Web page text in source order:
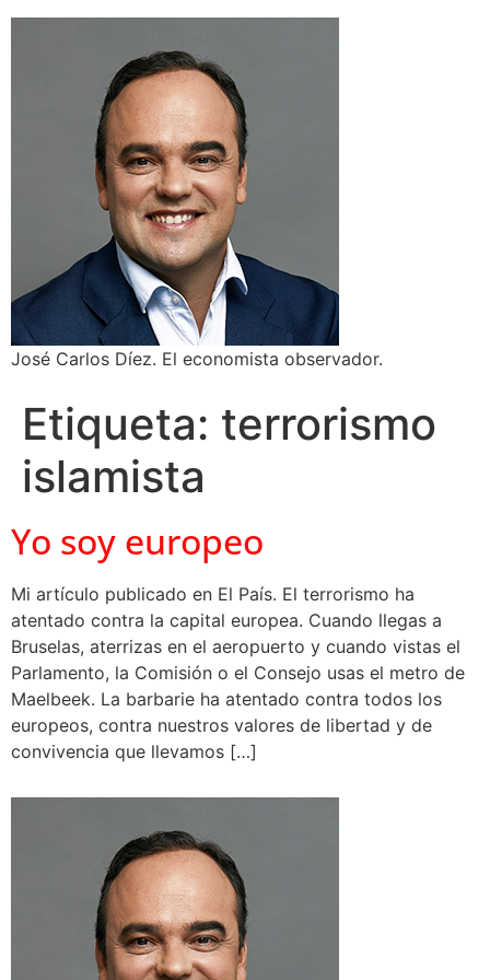
José Carlos Díez. El economista observador.
Etiqueta: terrorismo
islamista
Yo soy europeo
Mi artículo publicado en El País. El terrorismo ha
atentado contra la capital europea. Cuando llegas a
Bruselas, aterrizas en el aeropuerto y cuando vistas el
Parlamento, la Comisión o el Consejo usas el metro de
Maelbeek. La barbarie ha atentado contra todos los
europeos, contra nuestros valores de libertad y de
convivencia que llevamos […]